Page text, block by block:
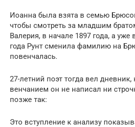
Иоанна была взята в семью
чтобы смотреть за младшим
Валерия, в начале 1897 года, а уже
года Рунт сменила фамилию на
повенчалась.
27-летний поэт тогда вел
венчанием он не написал ни
позже так:
Это вступление к анализу